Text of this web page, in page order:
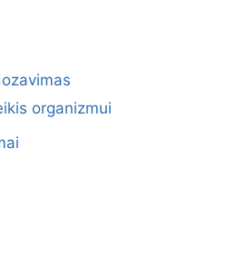
organizmui